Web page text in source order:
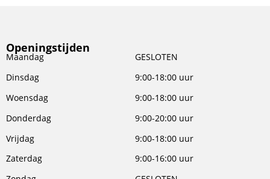
Openingstijden
Maandag
GESLOTEN
Dinsdag
9:00-18:00 uur
Woensdag
9:00-18:00 uur
Donderdag
9:00-20:00 uur
Vrijdag
9:00-18:00 uur
Zaterdag
9:00-16:00 uur